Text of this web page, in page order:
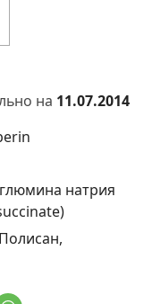
на 11.07.2014
натрия